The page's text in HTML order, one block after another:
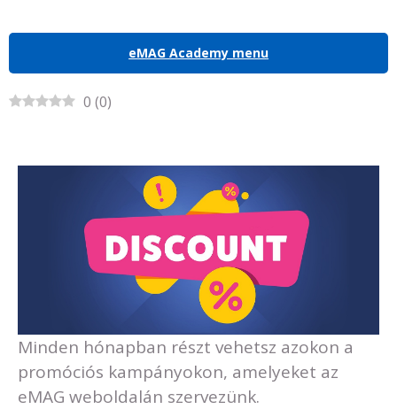
eMAG Academy menu
0 (0)
Minden hónapban részt vehetsz azokon a
promóciós kampányokon, amelyeket az
eMAG weboldalán szervezünk.